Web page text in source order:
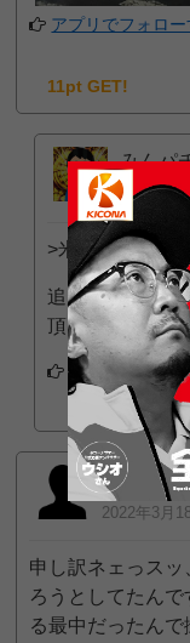
アプリでフォロー
11pt GET!
みんパ
2022年3
>米つきバッタ
追加投稿ありが
頂いた画像で更
アプリでフォ
米つき
2022年3月
申し訳ネェっス
ろうとしてたん
る最中だったん